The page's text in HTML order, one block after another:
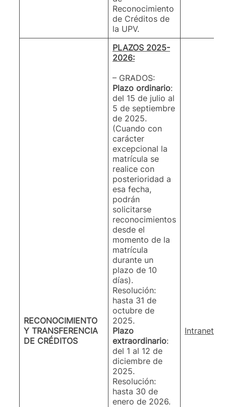
Reconocimiento
de Créditos de
la UPV.
RECONOCIMIENTO
Y TRANSFERENCIA
DE CRÉDITOS
PLAZOS 2025-
2026:
– GRADOS:
Plazo ordinario:
del 15 de julio al
5 de septiembre
de 2025.
(Cuando con
carácter
excepcional la
matrícula se
realice con
posterioridad a
esa fecha,
podrán
solicitarse
reconocimientos
desde el
momento de la
matrícula
durante un
plazo de 10
días).
Resolución:
hasta 31 de
octubre de
2025.
Plazo
extraordinario:
del 1 al 12 de
diciembre de
2025.
Resolución:
hasta 30 de
enero de 2026.
Intranet